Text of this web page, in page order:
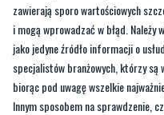
specjalistów branżowych, którzy są
biorąc pod uwagę wszelkie
Innym sposobem na sprawdzenie,
rozważenia opcją, będzie wgląd w
ranking kont firmowych nahttps://
zawierają jedynie najlepsze